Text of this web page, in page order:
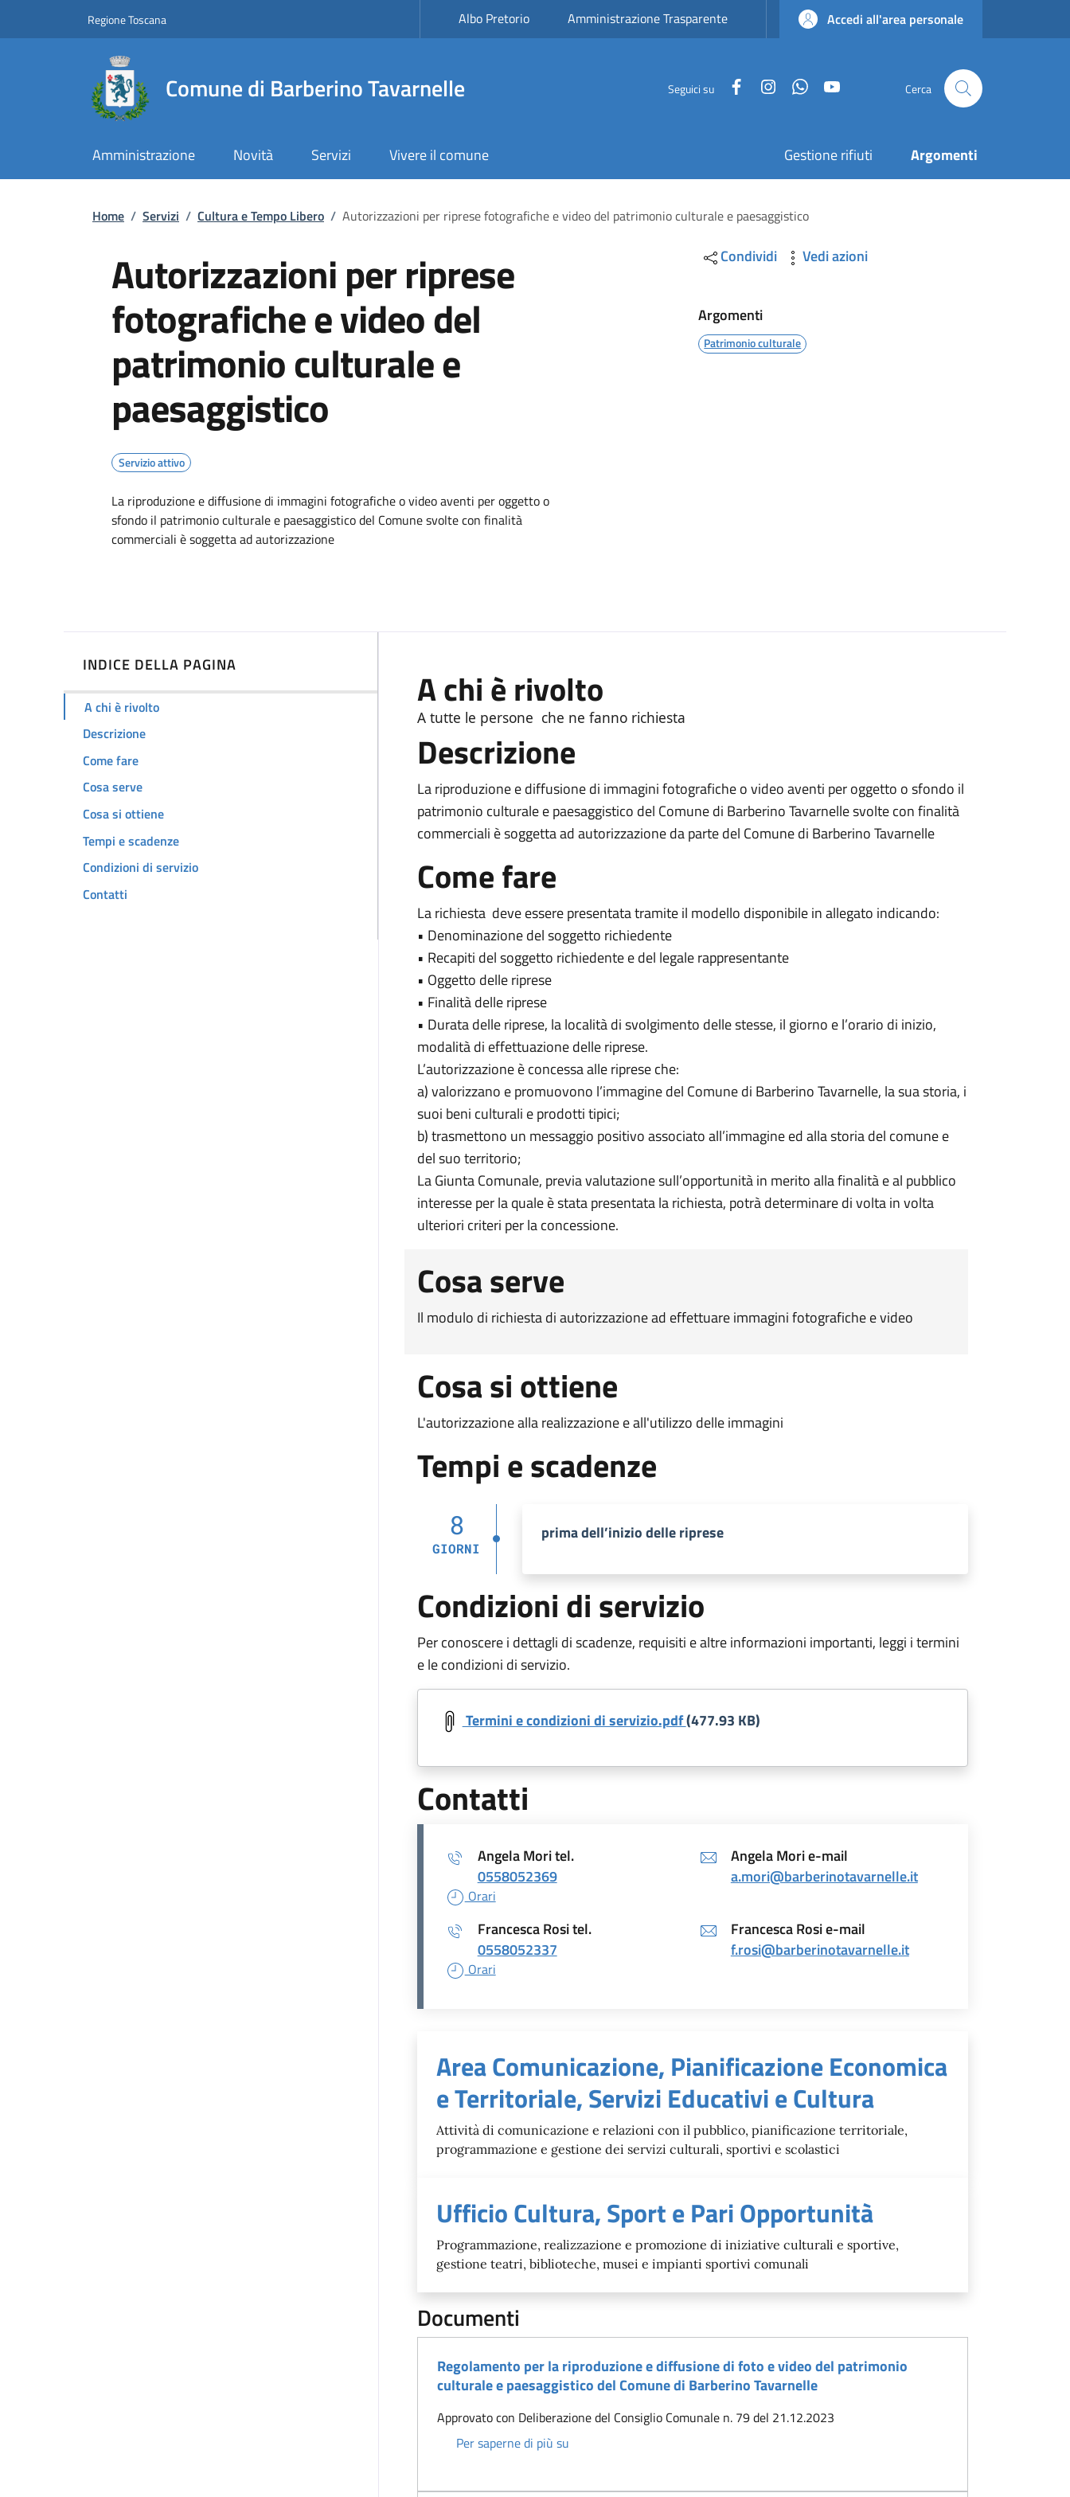
Regione ToscanaSlim top Albo Pretorio Amministrazione Trasparente Accedi all'area personale
Comune di Barberino Tavarnelle Seguici su FacebookInstagramWhatsApp Cerca
Amministrazione Novità Servizi Vivere il comune Gestione rifiuti Argomenti
Briciole di pane
Home / Servizi / Cultura e Tempo Libero / Autorizzazioni per riprese fotografiche e video del patrimonio culturale e paesaggistico
Autorizzazioni per riprese
fotografiche e video del
patrimonio culturale e
paesaggistico
Servizio attivo
Dettagli
La riproduzione e diffusione di immagini fotografiche o video aventi per oggetto o
sfondo il patrimonio culturale e paesaggistico del Comune svolte con finalità
commerciali è soggetta ad autorizzazione
Condividi Vedi azioni
Argomenti
Patrimonio culturale
INDICE DELLA PAGINA
A chi è rivolto
Descrizione
Come fare
Cosa serve
Cosa si ottiene
Tempi e scadenze
Condizioni di servizio
Contatti
A chi è rivolto
A tutte le persone che ne fanno richiesta
Descrizione
La riproduzione e diffusione di immagini fotografiche o video aventi per oggetto o sfondo il
patrimonio culturale e paesaggistico del Comune di Barberino Tavarnelle svolte con finalità
commerciali è soggetta ad autorizzazione da parte del Comune di Barberino Tavarnelle
Come fare
La richiesta deve essere presentata tramite il modello disponibile in allegato indicando:
• Denominazione del soggetto richiedente
• Recapiti del soggetto richiedente e del legale rappresentante
• Oggetto delle riprese
• Finalità delle riprese
• Durata delle riprese, la località di svolgimento delle stesse, il giorno e l’orario di inizio,
modalità di effettuazione delle riprese.
L’autorizzazione è concessa alle riprese che:
a) valorizzano e promuovono l’immagine del Comune di Barberino Tavarnelle, la sua storia, i
suoi beni culturali e prodotti tipici;
b) trasmettono un messaggio positivo associato all’immagine ed alla storia del comune e
del suo territorio;
La Giunta Comunale, previa valutazione sull’opportunità in merito alla finalità e al pubblico
interesse per la quale è stata presentata la richiesta, potrà determinare di volta in volta
ulteriori criteri per la concessione.
Cosa serve
Il modulo di richiesta di autorizzazione ad effettuare immagini fotografiche e video
Cosa si ottiene
L'autorizzazione alla realizzazione e all'utilizzo delle immagini
Tempi e scadenze
8
GIORNI
prima dell’inizio delle riprese
Condizioni di servizio
Per conoscere i dettagli di scadenze, requisiti e altre informazioni importanti, leggi i termini
e le condizioni di servizio.
Document
Termini e condizioni di servizio.pdf(477.93 KB)
Contatti
Angela Mori tel.
0558052369
Orari
Angela Mori e-mail
a.mori@barberinotavarnelle.it
Francesca Rosi tel.
0558052337
Orari
Francesca Rosi e-mail
f.rosi@barberinotavarnelle.it
Unità organizzativa responsabile
Area Comunicazione, Pianificazione Economica
e Territoriale, Servizi Educativi e Cultura
Attività di comunicazione e relazioni con il pubblico, pianificazione territoriale,
programmazione e gestione dei servizi culturali, sportivi e scolastici
Ufficio Cultura, Sport e Pari Opportunità
Programmazione, realizzazione e promozione di iniziative culturali e sportive,
gestione teatri, biblioteche, musei e impianti sportivi comunali
Documenti
Regolamento per la riproduzione e diffusione di foto e video del patrimonio
culturale e paesaggistico del Comune di Barberino Tavarnelle
Approvato con Deliberazione del Consiglio Comunale n. 79 del 21.12.2023
Per saperne di più suRegolamento per la riproduzione e diffusione di foto e video del patrimonio culturale e